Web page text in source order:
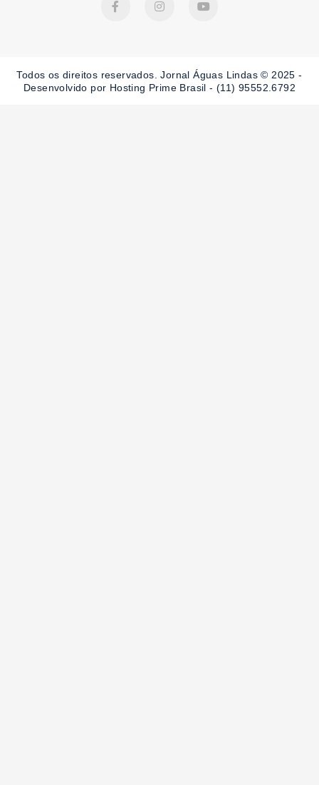
a
k
-
n
a
m
o
Todos os direitos reservados. Jornal Águas Lindas © 2025 -
Desenvolvido por Hosting Prime Brasil - (11) 95552.6792